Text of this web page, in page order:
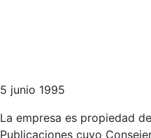
5 junio 1995
La empresa es propiedad
Publicaciones cuyo